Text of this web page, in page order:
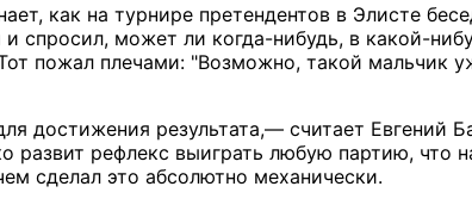
как на турнире претендентов в Элисте
может ли когда-нибудь, в какой-
пожал плечами: "Возможно, такой мальчик
достижения результата,— считает Евгений
развит рефлекс выиграть любую партию, что
сделал это абсолютно механически.